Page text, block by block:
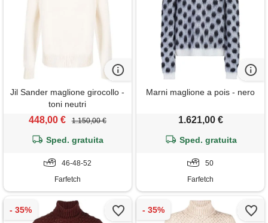
Jil Sander maglione girocollo -
toni neutri
448,00 € 1.150,00 €
Sped. gratuita
46-48-52
Farfetch
Marni maglione a pois - nero
1.621,00 €
Sped. gratuita
50
Farfetch